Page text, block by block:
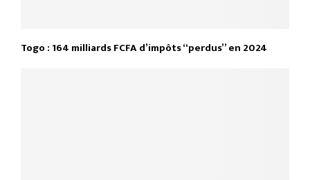
Togo : 164 milliards FCFA d’impôts “perdus” en 2024